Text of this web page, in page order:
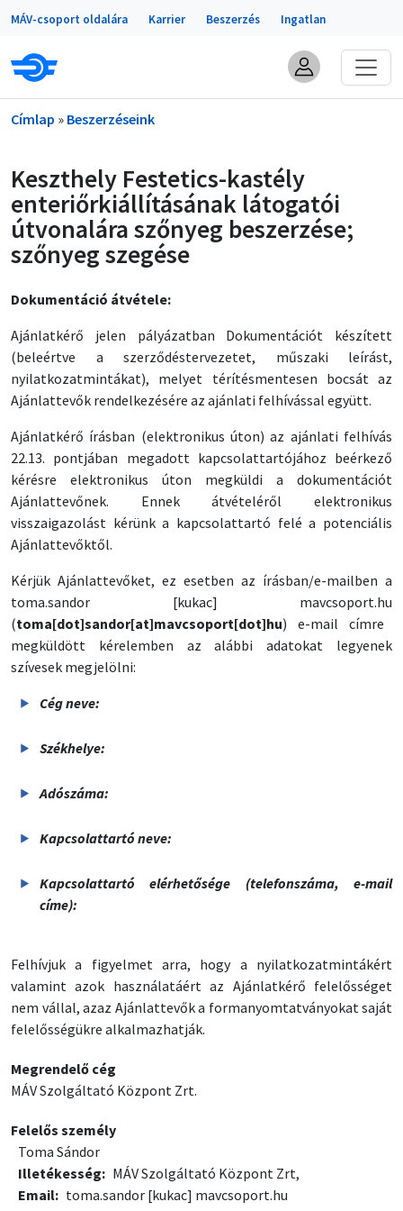
Ugrás a tartalomra
Portálok
MÁV-csoport oldalára Karrier Beszerzés Ingatlan
Morzsa
Címlap Beszerzéseink
Keszthely Festetics-kastély
enteriőrkiállításának látogatói
útvonalára szőnyeg beszerzése;
szőnyeg szegése
Dokumentáció átvétele:
Ajánlatkérő jelen pályázatban Dokumentációt készített
(beleértve a szerződéstervezetet, műszaki leírást,
nyilatkozatmintákat), melyet térítésmentesen bocsát az
Ajánlattevők rendelkezésére az ajánlati felhívással együtt.
Ajánlatkérő írásban (elektronikus úton) az ajánlati felhívás
22.13. pontjában megadott kapcsolattartójához beérkező
kérésre elektronikus úton megküldi a dokumentációt
Ajánlattevőnek. Ennek átvételéről elektronikus
visszaigazolást kérünk a kapcsolattartó felé a potenciális
Ajánlattevőktől.
Kérjük Ajánlattevőket, ez esetben az írásban/e-mailben a
toma.sandor [kukac] mavcsoport.hu
(toma[dot]sandor[at]mavcsoport[dot]hu) e-mail címre
megküldött kérelemben az alábbi adatokat legyenek
szívesek megjelölni:
Cég neve:
Székhelye:
Adószáma:
Kapcsolattartó neve:
Kapcsolattartó elérhetősége (telefonszáma, e-mail
címe):
Felhívjuk a figyelmet arra, hogy a nyilatkozatmintákért
valamint azok használatáért az Ajánlatkérő felelősséget
nem vállal, azaz Ajánlattevők a formanyomtatványokat saját
felelősségükre alkalmazhatják.
Megrendelő cég
MÁV Szolgáltató Központ Zrt.
Felelős személy
Toma Sándor
Illetékesség
MÁV Szolgáltató Központ Zrt,
Email
toma.sandor [kukac] mavcsoport.hu